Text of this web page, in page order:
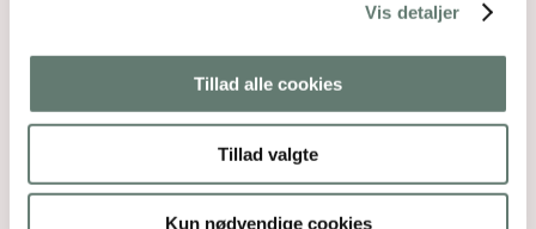
Vis detaljer
Tillad alle cookies
Tillad valgte
Kun nødvendige cookies